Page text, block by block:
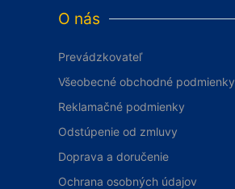
O nás
Prevádzkovateľ
Všeobecné obchodné podmienky
Reklamačné podmienky
Odstúpenie od zmluvy
Doprava a doručenie
Ochrana osobných údajov